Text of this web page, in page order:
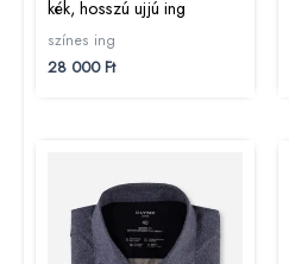
kék, hosszú ujjú ing
színes ing
28 000Ft